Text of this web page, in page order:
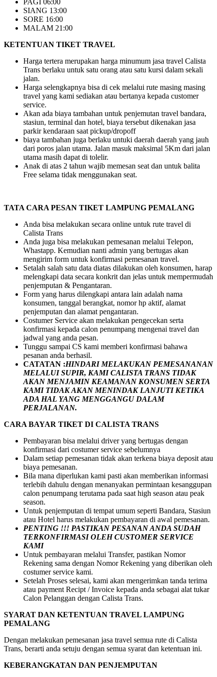
PAGI 06:00
SIANG 13:00
SORE 16:00
MALAM 21:00
KETENTUAN TIKET TRAVEL
Harga tertera merupakan harga minumum jasa travel Calista
Trans berlaku untuk satu orang atau satu kursi dalam sekali
jalan.
Harga selengkapnya bisa di cek melalui rute masing masing
travel yang kami sediakan atau bertanya kepada customer
service.
Akan ada biaya tambahan untuk penjemutan travel bandara,
stasiun, terminal dan hotel, biaya tersebut dikenakan jasa
parkir kendaraan saat pickup/dropoff
biaya tambahan juga berlaku untuki daerah daerah yang jauh
dari poros jalan utama. Jalan masuk maksimal 5Km dari jalan
utama masih dapat di tolelir.
Anak di atas 2 tahun wajib memesan seat dan untuk balita
Free selama tidak menggunakan seat.
TATA CARA PESAN TIKET LAMPUNG PEMALANG
Anda bisa melakukan secara online untuk rute travel di
Calista Trans
Anda juga bisa melakukan pemesanan melalui Telepon,
Whastapp. Kemudian nanti admin yang bertugas akan
mengirim form untuk konfirmasi pemesanan travel.
Setalah salah satu data diatas dilakukan oleh konsumen, harap
melengkapi data secara konkrit dan jelas untuk mempermudah
penjemputan & Pengantaran.
Form yang harus dilengkapi antara lain adalah nama
konsumen, tanggal berangkat, nomor hp aktif, alamat
penjemputan dan alamat pengantaran.
Costumer Service akan melakukan pengecekan serta
konfirmasi kepada calon penumpang mengenai travel dan
jadwal yang anda pesan.
Tunggu sampai CS kami memberi konfirmasi bahawa
pesanan anda berhasil.
CATATAN :HINDARI MELAKUKAN PEMESANANAN
MELALUI SUPIR, KAMICALISTA TRANS TIDAK
AKAN MENJAMIN KEAMANAN KONSUMEN SERTA
KAMI TIDAK AKAN MENINDAK LANJUTI KETIKA
ADA HAL YANG MENGGANGU DALAM
PERJALANAN.
CARA BAYAR TIKET DI CALISTA TRANS
Pembayaran bisa melalui driver yang bertugas dengan
konfirmasi dari costumer service sebelumnya
Dalam setiap pemesanan tidak akan terkena biaya deposit atau
biaya pemesanan.
Bila mana diperlukan kami pasti akan memberikan informasi
terlebih dahulu dengan menanyakan permintaan kesanggupan
calon penumpang terutama pada saat high season atau peak
season.
Untuk penjemputan di tempat umum seperti Bandara, Stasiun
atau Hotel harus melakukan pembayaran di awal pemesanan.
PENTING !!! PASTIKAN PESANAN ANDA SUDAH
TERKONFIRMASI OLEH CUSTOMER SERVICE
KAMI
Untuk pembayaran melalui Transfer, pastikan Nomor
Rekening sama dengan Nomor Rekening yang diberikan oleh
costumer service kami.
Setelah Proses selesai, kami akan mengerimkan tanda terima
atau payment Recipt / Invoice kepada anda sebagai alat tukar
Calon Pelanggan dengan Calista Trans.
SYARAT DAN KETENTUAN TRAVEL LAMPUNG
PEMALANG
Dengan melakukan pemesanan jasa travel semua rute di Calista
Trans, berarti anda setuju dengan semua syarat dan ketentuan ini.
KEBERANGKATAN DAN PENJEMPUTAN